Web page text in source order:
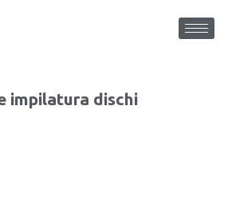
impilatura dischi